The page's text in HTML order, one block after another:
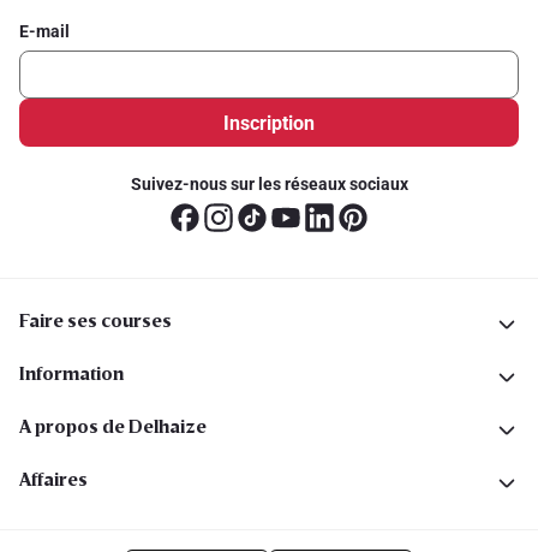
E-mail
Inscription
Suivez-nous sur les réseaux sociaux
Faire ses courses
Information
A propos de Delhaize
Affaires